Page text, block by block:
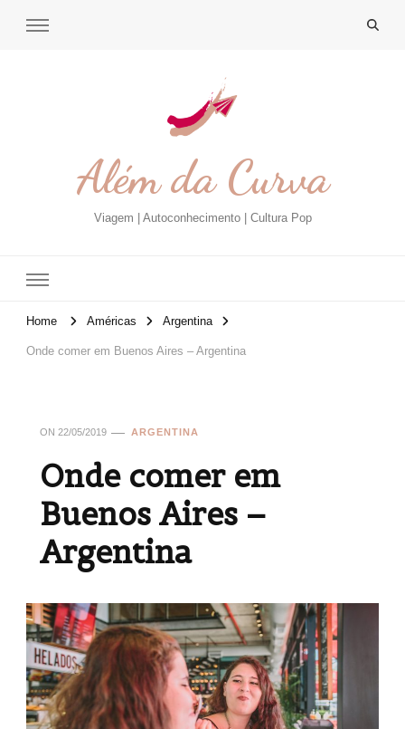
Além da Curva
Viagem | Autoconhecimento | Cultura Pop
Home Américas Argentina
Onde comer em Buenos Aires – Argentina
ON 22/05/2019 ARGENTINA
Onde comer em
Buenos Aires –
Argentina